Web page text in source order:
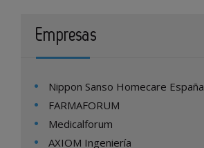
Empresas
Nippon Sanso Homecare España
FARMAFORUM
Medicalforum
AXIOM Ingeniería